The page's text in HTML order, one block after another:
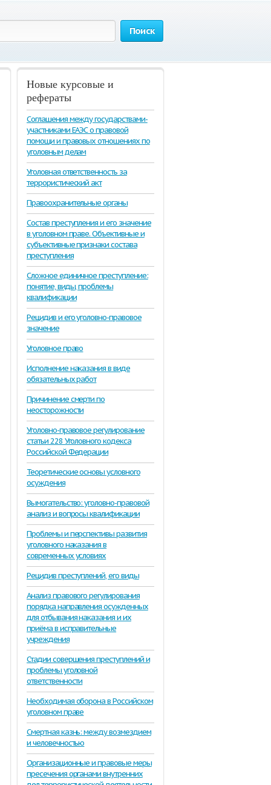
Поиск
Новые курсовые и
рефераты
Соглашения между государствами-
участниками ЕАЭС о правовой
помощи и правовых отношениях по
уголовным делам
Уголовная ответственность за
террористический акт
Правоохранительные органы
Состав преступления и его значение
в уголовном праве. Объективные и
субъективные признаки состава
преступления
Сложное единичное преступление:
понятие, виды, проблемы
квалификации
Рецидив и его уголовно-правовое
значение
Уголовное право
Исполнение наказания в виде
обязательных работ
Причинение смерти по
неосторожности
Уголовно-правовое регулирование
статьи 228 Уголовного кодекса
Российской Федерации
Теоретические основы условного
осуждения
Вымогательство: уголовно-правовой
анализ и вопросы квалификации
Проблемы и перспективы развития
уголовного наказания в
современных условиях
Рецидив преступлений, его виды
Анализ правового регулирования
порядка направления осужденных
для отбывания наказания и их
приёма в исправительные
учреждения
Стадии совершения преступлений и
проблемы уголовной
ответственности
Необходимая оборона в Российском
уголовном праве
Смертная казнь: между возмездием
и человечностью
Организационные и правовые меры
пресечения органами внутренних